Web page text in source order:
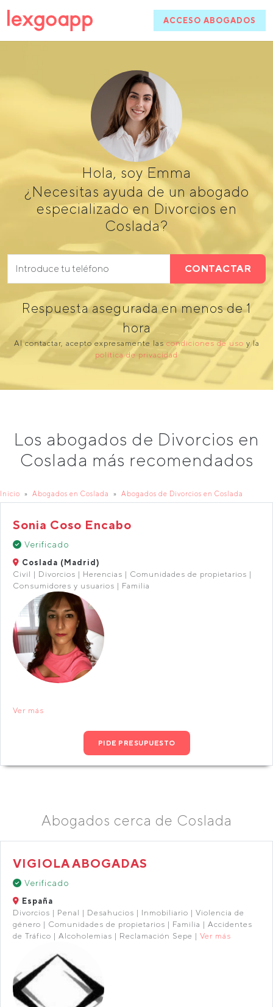
ACCESO ABOGADOS
Hola, soy Emma
¿Necesitas ayuda de un abogado
especializado en Divorcios en
Coslada?
CONTACTAR
Respuesta asegurada en menos de 1
hora
Al contactar, acepto expresamente las condiciones de uso y la
política de privacidad
Los abogados de Divorcios en
Coslada más recomendados
Inicio Abogados en Coslada Abogados de Divorcios en Coslada
Sonia Coso Encabo
Verificado
Coslada (Madrid)
Civil | Divorcios | Herencias | Comunidades de propietarios |
Consumidores y usuarios | Familia
Ver más
PIDE PRESUPUESTO
Abogados cerca de Coslada
VIGIOLA ABOGADAS
Verificado
España
Divorcios | Penal | Desahucios | Inmobiliario | Violencia de
género | Comunidades de propietarios | Familia | Accidentes
de Tráfico | Alcoholemias | Reclamación Sepe | Ver más